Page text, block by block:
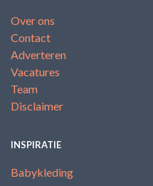
Over ons
Contact
Adverteren
Vacatures
Team
Disclaimer
INSPIRATIE
Babykleding